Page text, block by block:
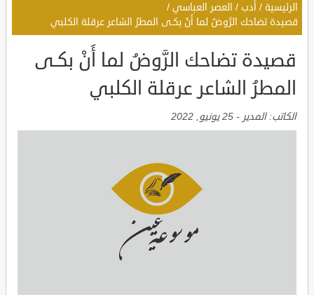
الرئيسية / أدب / العصر العباسي /
قصيدة تضاحك الرَّوضُ لما أَنْ بكـى المطرُ الشاعر عرقلة الكلبي
قصيدة تضاحك الرَّوضُ لما أَنْ بكـى
المطرُ الشاعر عرقلة الكلبي
الكاتب:المدير - 25 يونيو, 2022